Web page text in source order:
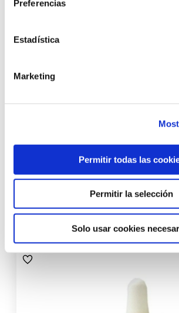
Preferencias
Estadística
Marketing
Permitir todas las
Permitir la selección
Solo usar cookies
Aceite Facial Antiedad 30ml - Floral
AÑADIR AL CARRITO